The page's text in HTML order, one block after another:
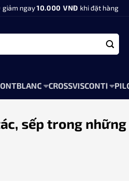
giảm ngay10.000 VNĐ khi đặt hàng
CROSSVISCONTI
sếp trong